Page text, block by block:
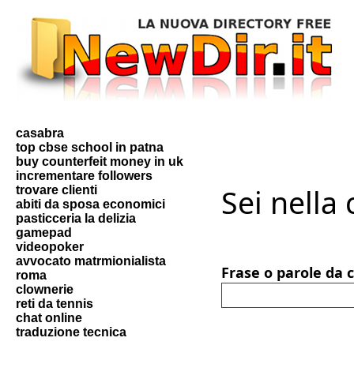
casabra
top cbse school in patna
buy counterfeit money in uk
incrementare followers
trovare clienti
abiti da sposa economici
pasticceria la delizia
gamepad
videopoker
avvocato matrmionialista
roma
clownerie
reti da tennis
chat online
traduzione tecnica
Sei
Frase o parole da